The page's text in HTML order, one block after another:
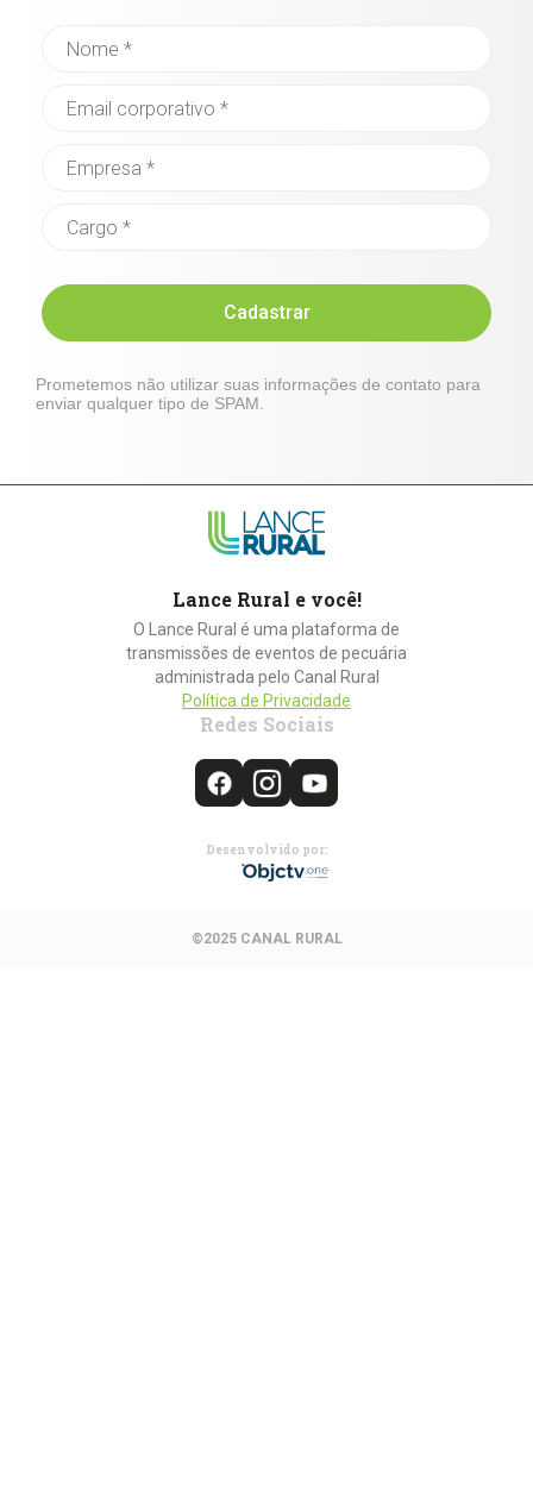
Cadastrar
Prometemos não utilizar suas informações de contato para
enviar qualquer tipo de SPAM.
Lance Rural e você!
O Lance Rural é uma plataforma de
transmissões de eventos de pecuária
administrada pelo Canal Rural
Política de Privacidade
Redes Sociais
Desenvolvido por:
©2025 CANAL RURAL